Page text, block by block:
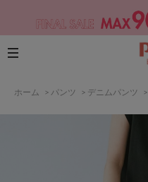
ホーム > パンツ > デニムパンツ >